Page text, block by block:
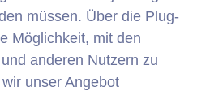
müssen. Über die Plug-
Möglichkeit, mit den
anderen Nutzern zu
unser Angebot